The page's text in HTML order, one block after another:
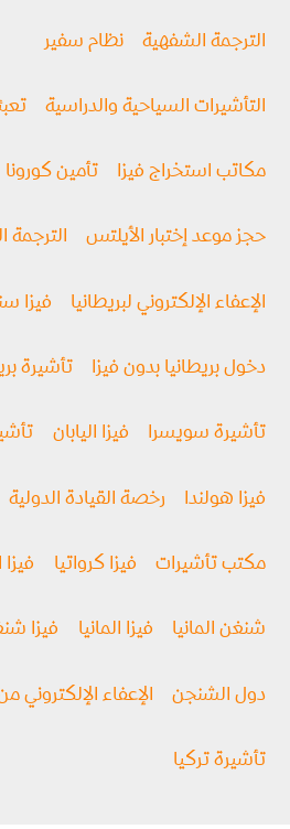
الترجمة الشفهية نظام سفير
التأشيرات السياحية والدراسية
مكاتب استخراج فيزا تأمين كورونا
حجز موعد إختبار الأيلتس الترجمة
الإعفاء الإلكتروني لبريطانيا فيزا
دخول بريطانيا بدون فيزا تأشيرة
تأشيرة سويسرا فيزا اليابان
فيزا هولندا رخصة القيادة الدولية
مكتب تأشيرات فيزا كرواتيا
شنغن المانيا فيزا المانيا فيزا
دول الشنجن الإعفاء الإلكتروني
تأشيرة تركيا